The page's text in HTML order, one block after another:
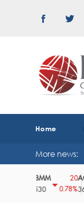
Home
More news:
0.78%
ACES
360